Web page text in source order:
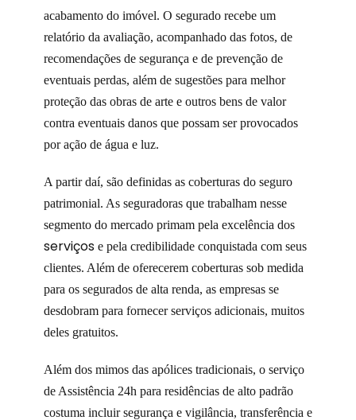
acabamento do imóvel. O segurado recebe um
relatório da avaliação, acompanhado das fotos, de
recomendações de segurança e de prevenção de
eventuais perdas, além de sugestões para melhor
proteção das obras de arte e outros bens de valor
contra eventuais danos que possam ser provocados
por ação de água e luz.
A partir daí, são definidas as coberturas do seguro
patrimonial. As seguradoras que trabalham nesse
segmento do mercado primam pela excelência dos
serviços e pela credibilidade conquistada com seus
clientes. Além de oferecerem coberturas sob medida
para os segurados de alta renda, as empresas se
desdobram para fornecer serviços adicionais, muitos
deles gratuitos.
Além dos mimos das apólices tradicionais, o serviço
de Assistência 24h para residências de alto padrão
costuma incluir segurança e vigilância, transferência e